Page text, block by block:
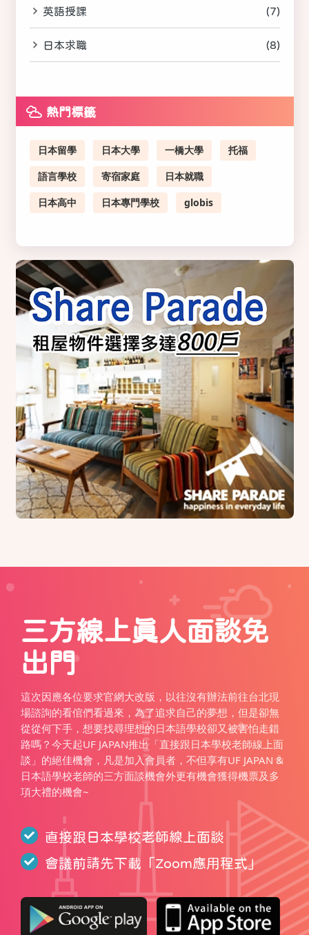
英語授課 (7)
日本求職 (8)
熱門標籤
日本留學 日本大學 一橋大學
托福
語言學校
寄宿家庭
日本就職
日本高中
日本專門學校 globis
三方線上真人面談免
出門
這次因應各位要求官網大改版，以往沒有辦法前往台北現
場諮詢的看倌們看過來，為了追求自己的夢想，但是卻無
從從何下手，想要找尋理想的日本語學校卻又被害怕走錯
路嗎？今天起UF JAPAN推出「直接跟日本學校老師線上面
談」的絕佳機會，凡是加入會員者，不但享有UF JAPAN &
日本語學校老師的三方面談機會外更有機會獲得機票及多
項大禮的機會~
直接跟日本學校老師線上面談
會議前請先下載「Zoom應用程式」